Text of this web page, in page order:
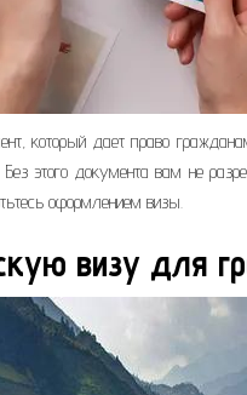
который дает право
Без этого документа вам не
оформлением визы.
визу для